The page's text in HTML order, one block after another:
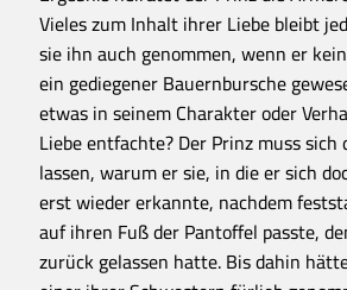
Vieles zum Inhalt ihrer Liebe bleibt
sie ihn auch genommen, wenn er
ein gediegener Bauernbursche
etwas in seinem Charakter oder
Liebe entfachte? Der Prinz muss sich
lassen, warum er sie, in die er sich
erst wieder erkannte, nachdem
auf ihren Fuß der Pantoffel passte,
zurück gelassen hatte. Bis dahin